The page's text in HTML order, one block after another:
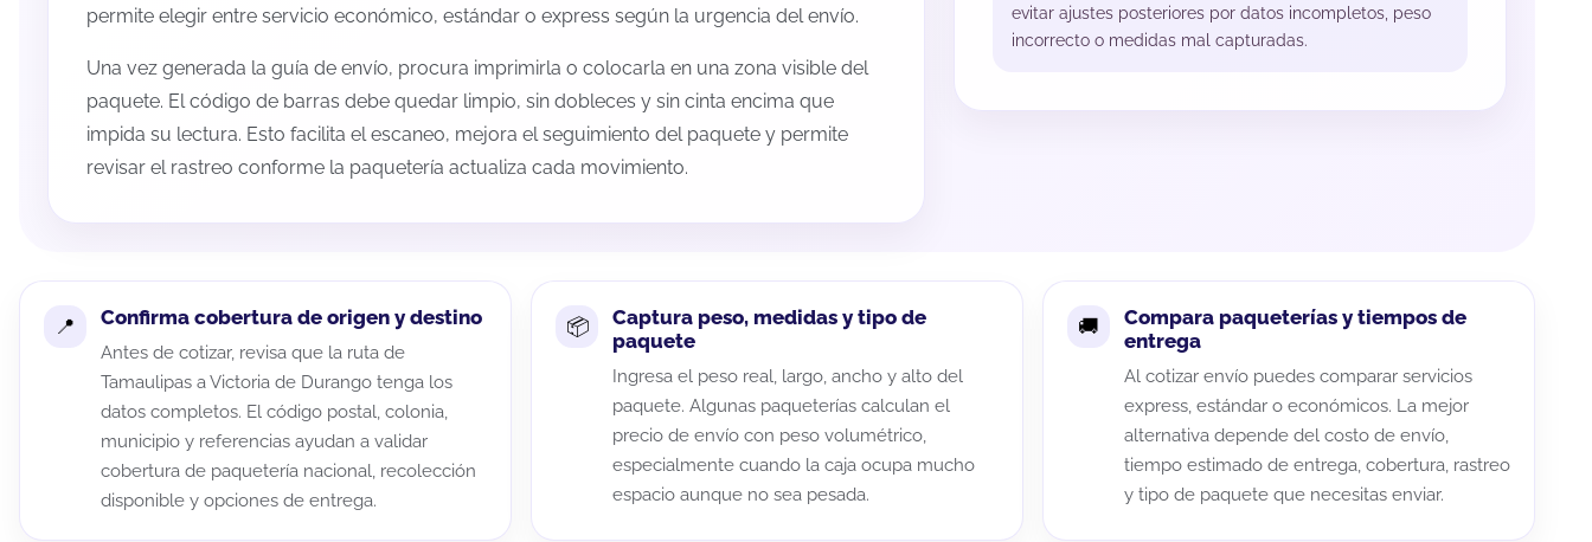
permite elegir entre servicio económico, estándar o express según la urgencia del envío.
Una vez generada la guía de envío, procura imprimirla o colocarla en una zona visible del
paquete. El código de barras debe quedar limpio, sin dobleces y sin cinta encima que
impida su lectura. Esto facilita el escaneo, mejora el seguimiento del paquete y permite
revisar el rastreo conforme la paquetería actualiza cada movimiento.
evitar ajustes posteriores por datos incompletos, peso
incorrecto o medidas mal capturadas.
Confirma cobertura de origen y destino
Antes de cotizar, revisa que la ruta de
Tamaulipas a Victoria de Durango tenga los
datos completos. El código postal, colonia,
municipio y referencias ayudan a validar
cobertura de paquetería nacional, recolección
disponible y opciones de entrega.
Captura peso, medidas y tipo de
paquete
Ingresa el peso real, largo, ancho y alto del
paquete. Algunas paqueterías calculan el
precio de envío con peso volumétrico,
especialmente cuando la caja ocupa mucho
espacio aunque no sea pesada.
Compara paqueterías y tiempos de
entrega
Al cotizar envío puedes comparar servicios
express, estándar o económicos. La mejor
alternativa depende del costo de envío,
tiempo estimado de entrega, cobertura, rastreo
y tipo de paquete que necesitas enviar.